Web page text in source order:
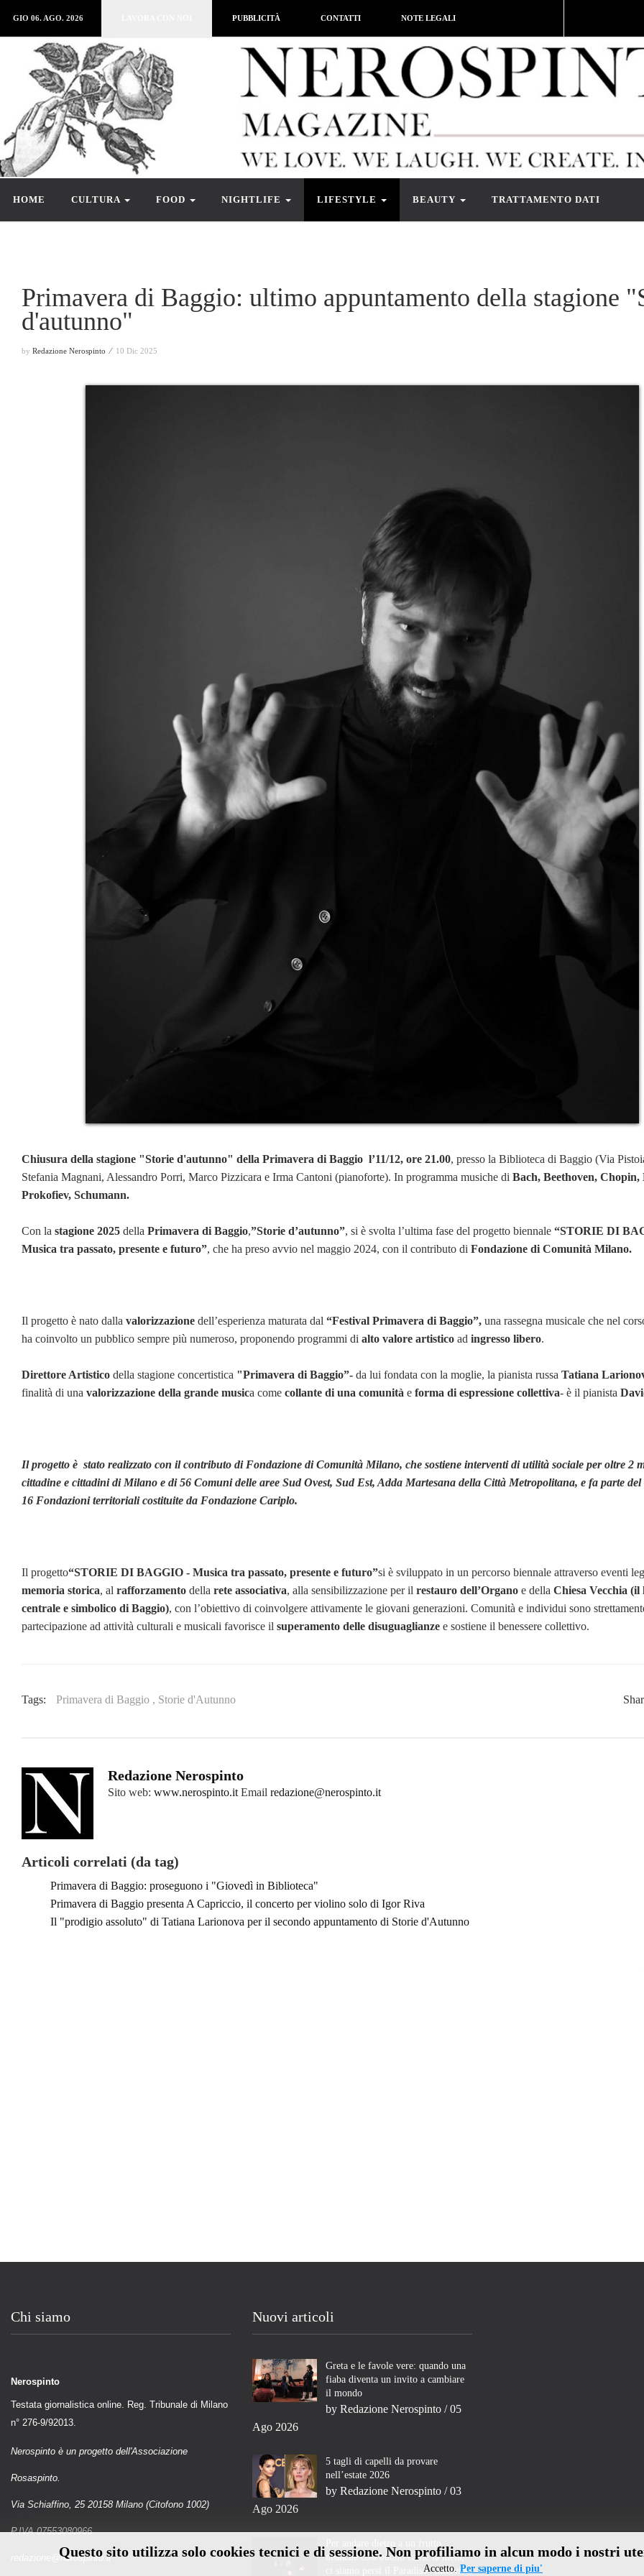
GIO 06. AGO. 2026 PUBBLICITÀ CONTATTI NOTE LEGALI
HOME CULTURA FOOD NIGHTLIFE LIFESTYLE BEAUTY TRATTAMENTO DATI
Questo sito utilizza solo cookies tecnici e di sessione. Non profiliamo in alcun modo i nostri
Accetto. Per saperne di piu'
Primavera di Baggio: ultimo appuntamento della stagione
d'autunno"
by Redazione Nerospinto ⁄ 10 Dic 2025
Chiusura della stagione "Storie d'autunno" della Primavera di Baggio l’11/12, ore 21.00, presso la Biblioteca di Baggio (Via
Stefania Magnani, Alessandro Porri, Marco Pizzicara e Irma Cantoni (pianoforte). In programma musiche di Bach, Beethoven, Chopin,
Prokofiev, Schumann.
Con la stagione 2025 della Primavera di Baggio,”Storie d’autunno”, si è svolta l’ultima fase del progetto biennale “STORIE DI
Musica tra passato, presente e futuro”, che ha preso avvio nel maggio 2024, con il contributo di Fondazione di Comunità Milano.
Il progetto è nato dalla valorizzazione dell’esperienza maturata dal “Festival Primavera di Baggio”, una rassegna musicale che nel
ha coinvolto un pubblico sempre più numeroso, proponendo programmi di alto valore artistico ad ingresso libero.
Direttore Artistico della stagione concertistica "Primavera di Baggio”- da lui fondata con la moglie, la pianista russa Tatiana
finalità di una valorizzazione della grande musica come collante di una comunità e forma di espressione collettiva- è il pianista
Il progetto è stato realizzato con il contributo di Fondazione di Comunità Milano, che sostiene interventi di utilità sociale per oltre 2
cittadine e cittadini di Milano e di 56 Comuni delle aree Sud Ovest, Sud Est, Adda Martesana della Città Metropolitana, e fa parte
16 Fondazioni territoriali costituite da Fondazione Cariplo.
Il progetto“STORIE DI BAGGIO - Musica tra passato, presente e futuro”si è sviluppato in un percorso biennale attraverso eventi
memoria storica, al rafforzamento della rete associativa, alla sensibilizzazione per il restauro dell’Organo e della Chiesa Vecchia (il
centrale e simbolico di Baggio), con l’obiettivo di coinvolgere attivamente le giovani generazioni. Comunità e individui sono
partecipazione ad attività culturali e musicali favorisce il superamento delle disuguaglianze e sostiene il benessere collettivo.
Tags: Primavera di Baggio , Storie d'Autunno
Redazione Nerospinto
Sito web: www.nerospinto.it Email redazione@nerospinto.it
Articoli correlati (da tag)
Primavera di Baggio: proseguono i "Giovedì in Biblioteca"
Primavera di Baggio presenta A Capriccio, il concerto per violino solo di Igor Riva
Il "prodigio assoluto" di Tatiana Larionova per il secondo appuntamento di Storie d'Autunno
Chi siamo
Nerospinto
Testata giornalistica online. Reg. Tribunale di Milano
n° 276-9/92013.
Nerospinto è un progetto dell'Associazione
Rosaspinto.
Via Schiaffino, 25 20158 Milano (Citofono 1002)
P.IVA 07553080966
redazione@nerospinto.it
Nuovi articoli
Greta e le favole vere: quando una
fiaba diventa un invito a cambiare
il mondo
by Redazione Nerospinto / 05
Ago 2026
5 tagli di capelli da provare
nell’estate 2026
by Redazione Nerospinto / 03
Ago 2026
neanche così buono come la mela,
ci siamo persi il Paradiso- Intervista